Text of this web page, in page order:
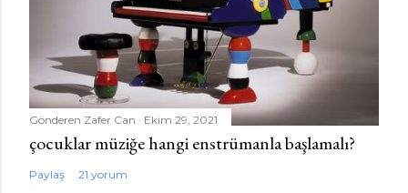
Gönderen Zafer Can Ekim 29, 2021
çocuklar müziğe hangi enstrümanla başlamalı?
Paylaş 21 yorum